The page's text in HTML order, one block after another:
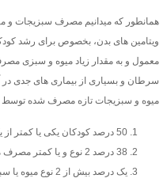
همانطور که میدانیم مصرف سبزیجات و
ویتامین های بدن، بخصوص برای رشد
معمول و به مقدار زیاد میوه و سبزی
سرطان و بسیاری از بیماری های جدی در
میوه و سبزیجات تازه مصرف شده توسط
50 درصد کودکان یکی یا کمتر از یک عدد میوه در روز مصرف می کنند.
38 درصد 2 نوع و یا کمتر مصرف می کنند.
یک درصد بیش از 2 نوع میوه یا سبزی در طول روز مصرف می کنند.